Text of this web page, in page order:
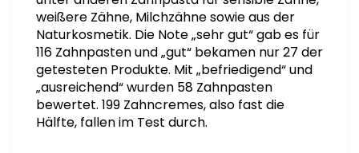
weißere Zähne, Milchzähne sowie aus der
Naturkosmetik. Die Note „sehr gut“ gab es für
116 Zahnpasten und „gut“ bekamen nur 27 der
getesteten Produkte. Mit „befriedigend“ und
„ausreichend“ wurden 58 Zahnpasten
bewertet. 199 Zahncremes, also fast die
Hälfte, fallen im Test durch.